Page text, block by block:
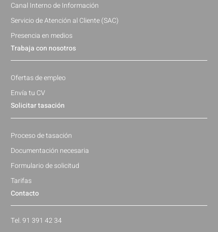
Contacto
Tel. 91 391 42 34
Solicitar tasación
Proceso de tasación
Documentación necesaria
Formulario de solicitud
Tarifas
Trabaja con nosotros
Ofertas de empleo
Envía tu CV
Canal Interno de Información
Servicio de Atención al Cliente (SAC)
Presencia en medios